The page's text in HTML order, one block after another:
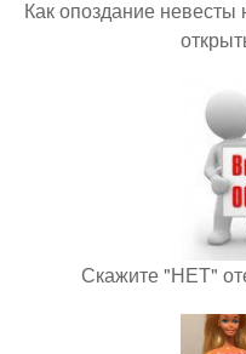
Как опоздание невесты
Скажите "НЕТ"